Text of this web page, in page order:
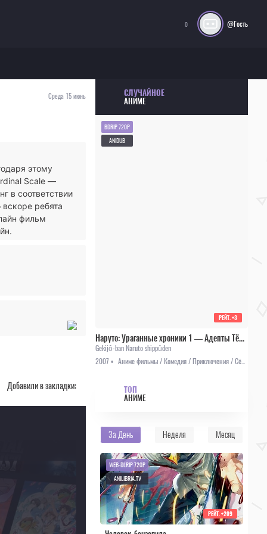
0 @Гость
Среда 15 июнь
этому
Scale —
в соответствии
ребята
фильм
Добавили в закладки:
СЛУЧАЙНОЕ
АНИМЕ
Наруто: Ураганные хроники 1 — Адепты Тёмного царства (Наруто Фильм 4)
Gekijô-ban Naruto shippûden
2007 •
Аниме фильмы / Комедия / Приключения / Сёнэн / Фэнтези
BDRIP 720P
ANIDUB
РЕЙТ. +3
ТОП
АНИМЕ
За День Неделя Месяц
WEB-DLRIP 720P
ANILIBRIA.TV
РЕЙТ. +209